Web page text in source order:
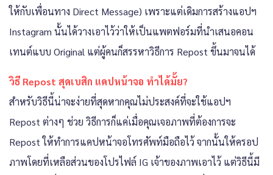
ให้กับเพื่อนทาง Direct Message) เพราะแต่เดิมการสร้างแอปฯ
Instagram นั้นได้วางเอาไว้ว่าให้เป็นแพตฟอร์มที่นำเสนอคอน
เทนต์แบบ Original แต่ผู้คนก็สรรหาวิธีการ Repost ขึ้นมาจนได้
วิธี Repost สุดเบสิก แคปหน้าจอ ทำได้มั้ย?
สำหรับวิธีนี้น่าจะง่ายที่สุดหากคุณไม่ประสงค์ที่จะใช้แอปฯ
Repost ต่างๆ ช่วย วิธีการก็แค่เมื่อคุณเจอภาพที่ต้องการจะ
Repost ให้ทำการแคปหน้าจอโทรศัพท์มือถือไว้ จากนั้นให้ครอป
ภาพโดยที่เหลือส่วนของโปรไฟล์ IG เจ้าของภาพเอาไว้ แต่วิธีนี้มี